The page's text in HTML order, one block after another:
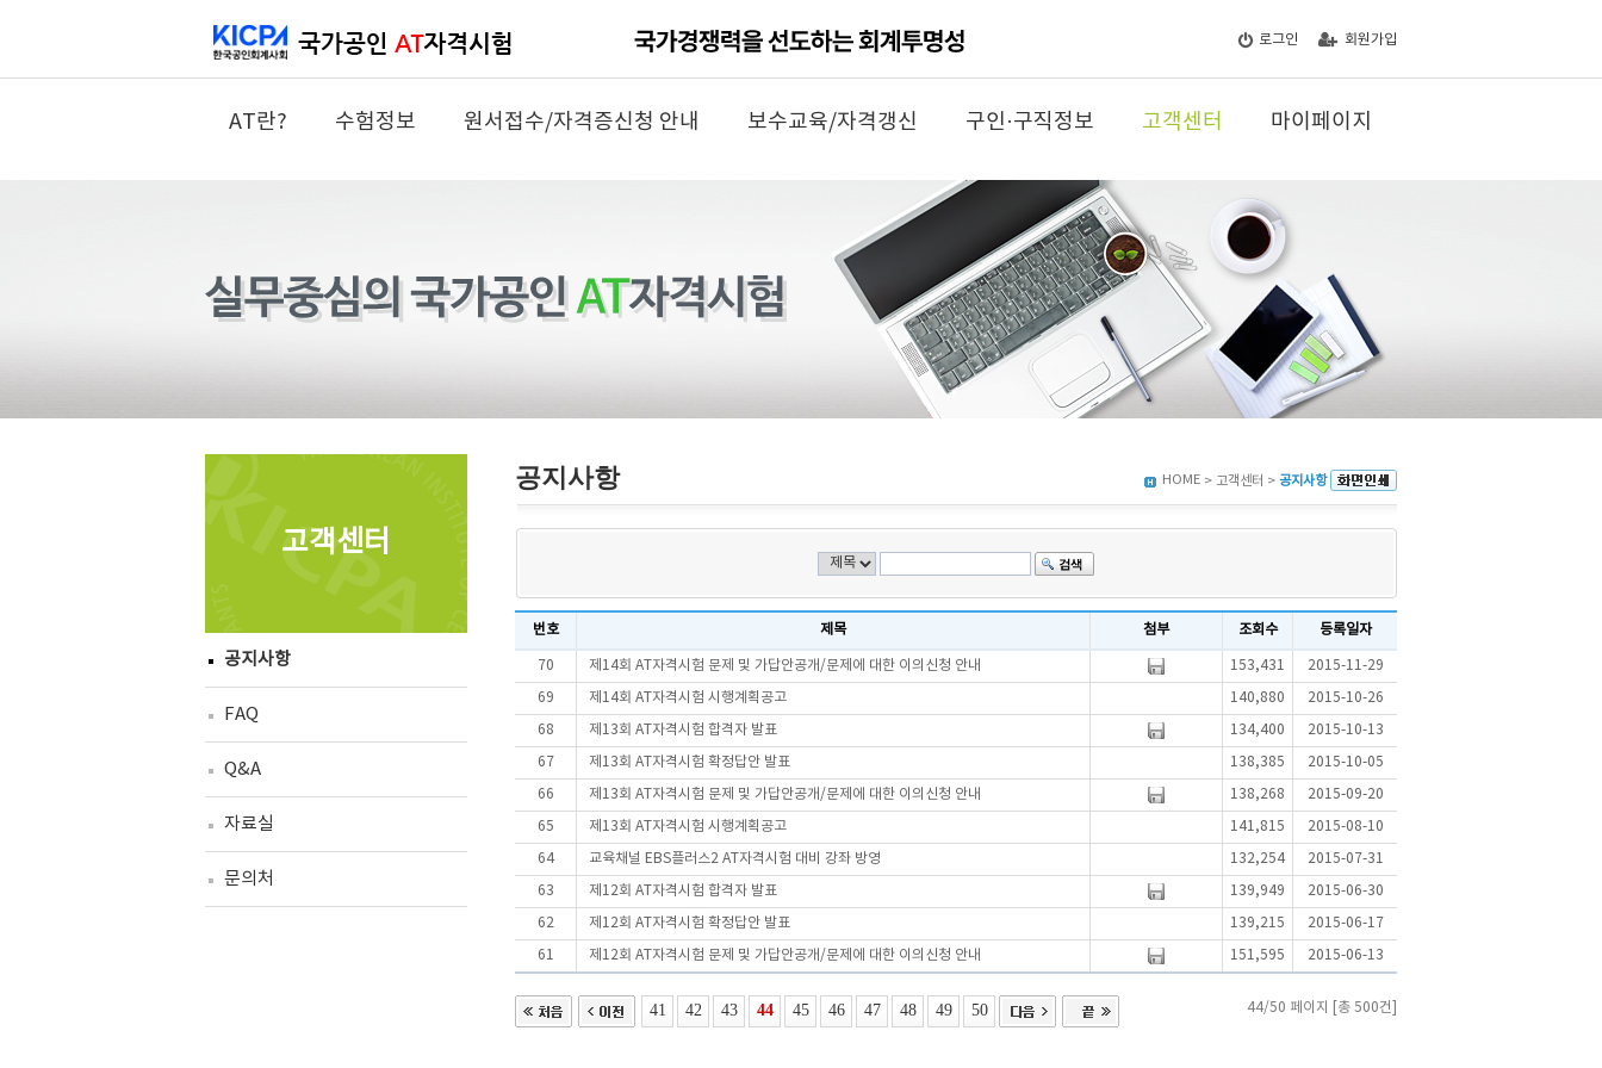
로그인 회원가입
AT란? 수험정보 원서접수/자격증신청 안내 보수교육/자격갱신 구인·구직정보 고객센터 마이페이지
고객센터
공지사항
FAQ
Q&A
자료실
문의처
공지사항 HOME > 고객센터 > 공지사항
번호 제목 첨부 조회수 등록일자
70 제14회 AT자격시험 문제 및 가답안공개/문제에 대한 이의신청 안내 153,431 2015-11-29
69 제14회 AT자격시험 시행계획공고 140,880 2015-10-26
68 제13회 AT자격시험 합격자 발표 134,400 2015-10-13
67 제13회 AT자격시험 확정답안 발표 138,385 2015-10-05
66 제13회 AT자격시험 문제 및 가답안공개/문제에 대한 이의신청 안내 138,268 2015-09-20
65 제13회 AT자격시험 시행계획공고 141,815 2015-08-10
64 교육채널 EBS플러스2 AT자격시험 대비 강좌 방영 132,254 2015-07-31
63 제12회 AT자격시험 합격자 발표 139,949 2015-06-30
62 제12회 AT자격시험 확정답안 발표 139,215 2015-06-17
61 제12회 AT자격시험 문제 및 가답안공개/문제에 대한 이의신청 안내 151,595 2015-06-13
41 42 43 44 45 46 47 48 49 50 44/50 페이지 [총 500건]